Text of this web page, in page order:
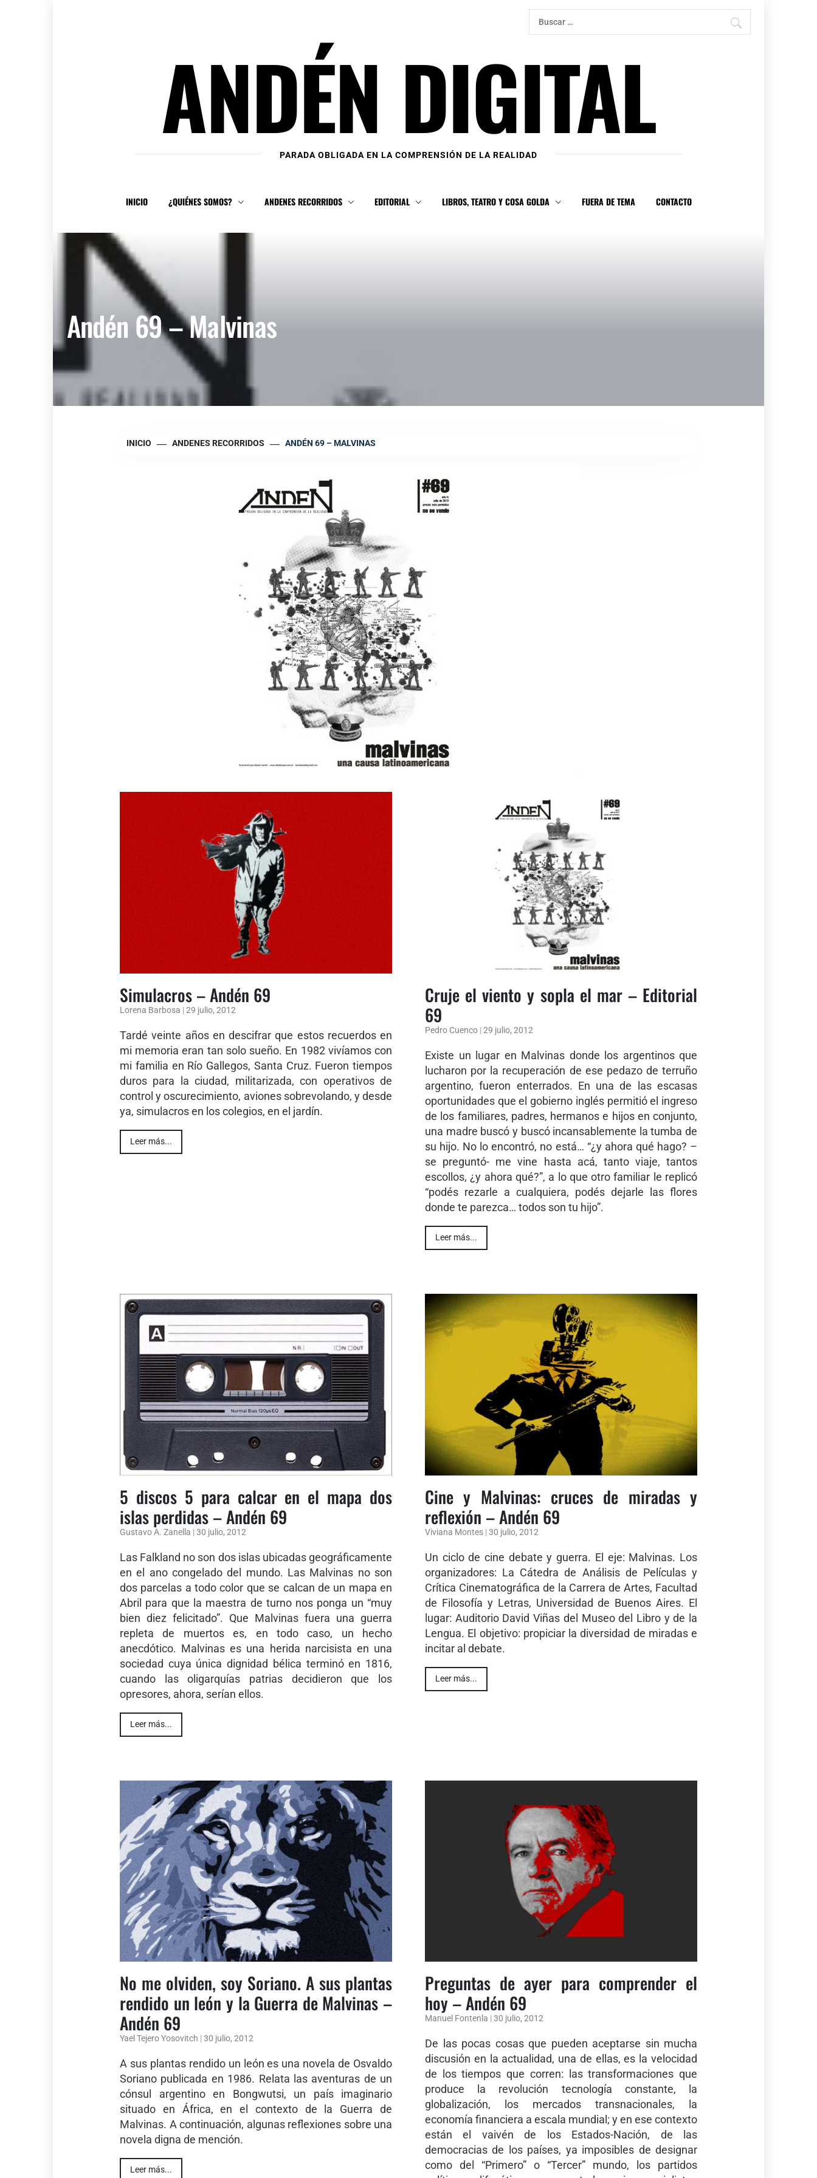
Buscar:
ANDÉN DIGITAL
PARADA OBLIGADA EN LA COMPRENSIÓN DE LA REALIDAD
INICIO ¿QUIÉNES SOMOS? ANDENES RECORRIDOS EDITORIAL LIBROS, TEATRO Y COSA GOLDA FUERA DE TEMA CONTACTO
Andén 69 – Malvinas
INICIO ANDENES RECORRIDOS ANDÉN 69 – MALVINAS
Simulacros – Andén 69
Lorena Barbosa | 29 julio, 2012
Tardé veinte años en descifrar que estos recuerdos en
mi memoria eran tan solo sueño. En 1982 vivíamos con
mi familia en Río Gallegos, Santa Cruz. Fueron tiempos
duros para la ciudad, militarizada, con operativos de
control y oscurecimiento, aviones sobrevolando, y desde
ya, simulacros en los colegios, en el jardín.
Leer más...
Cruje el viento y sopla el mar – Editorial
69
Pedro Cuenco | 29 julio, 2012
Existe un lugar en Malvinas donde los argentinos que
lucharon por la recuperación de ese pedazo de terruño
argentino, fueron enterrados. En una de las escasas
oportunidades que el gobierno inglés permitió el ingreso
de los familiares, padres, hermanos e hijos en conjunto,
una madre buscó y buscó incansablemente la tumba de
su hijo. No lo encontró, no está… “¿y ahora qué hago? –
se preguntó- me vine hasta acá, tanto viaje, tantos
escollos, ¿y ahora qué?”, a lo que otro familiar le replicó
“podés rezarle a cualquiera, podés dejarle las flores
donde te parezca… todos son tu hijo”.
Leer más...
5 discos 5 para calcar en el mapa dos
islas perdidas – Andén 69
Gustavo A. Zanella | 30 julio, 2012
Las Falkland no son dos islas ubicadas geográficamente
en el ano congelado del mundo. Las Malvinas no son
dos parcelas a todo color que se calcan de un mapa en
Abril para que la maestra de turno nos ponga un “muy
bien diez felicitado”. Que Malvinas fuera una guerra
repleta de muertos es, en todo caso, un hecho
anecdótico. Malvinas es una herida narcisista en una
sociedad cuya única dignidad bélica terminó en 1816,
cuando las oligarquías patrias decidieron que los
opresores, ahora, serían ellos.
Leer más...
Cine y Malvinas: cruces de miradas y
reflexión – Andén 69
Viviana Montes | 30 julio, 2012
Un ciclo de cine debate y guerra. El eje: Malvinas. Los
organizadores: La Cátedra de Análisis de Películas y
Crítica Cinematográfica de la Carrera de Artes, Facultad
de Filosofía y Letras, Universidad de Buenos Aires. El
lugar: Auditorio David Viñas del Museo del Libro y de la
Lengua. El objetivo: propiciar la diversidad de miradas e
incitar al debate.
Leer más...
No me olviden, soy Soriano. A sus plantas
rendido un león y la Guerra de Malvinas –
Andén 69
Yael Tejero Yosovitch | 30 julio, 2012
A sus plantas rendido un león es una novela de Osvaldo
Soriano publicada en 1986. Relata las aventuras de un
cónsul argentino en Bongwutsi, un país imaginario
situado en África, en el contexto de la Guerra de
Malvinas. A continuación, algunas reflexiones sobre una
novela digna de mención.
Leer más...
Preguntas de ayer para comprender el
hoy – Andén 69
Manuel Fontenla | 30 julio, 2012
De las pocas cosas que pueden aceptarse sin mucha
discusión en la actualidad, una de ellas, es la velocidad
de los tiempos que corren: las transformaciones que
produce la revolución tecnología constante, la
globalización, los mercados transnacionales, la
economía financiera a escala mundial; y en ese contexto
están el vaivén de los Estados-Nación, de las
democracias de los países, ya imposibles de designar
como del “Primero” o “Tercer” mundo, los partidos